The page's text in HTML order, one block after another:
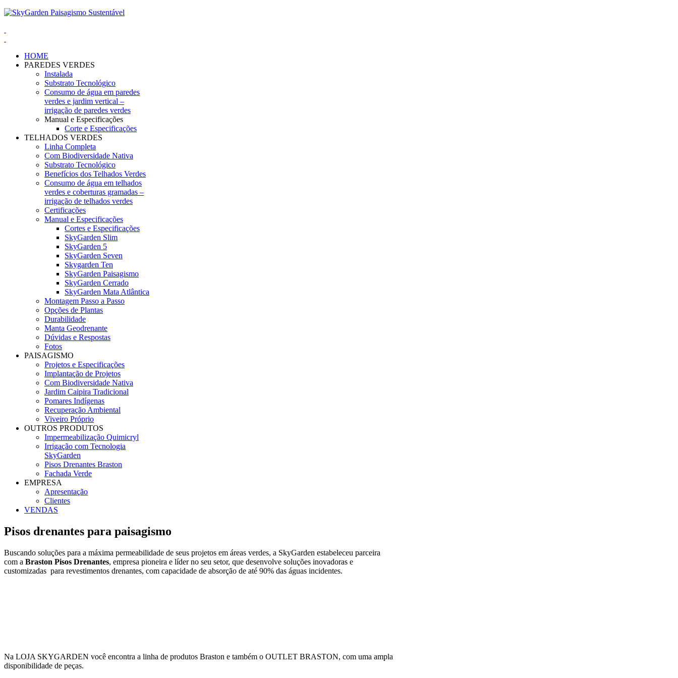
HOME
PAREDES VERDES
Instalada
Substrato Tecnológico
Consumo de água em paredes
verdes e jardim vertical –
irrigação de paredes verdes
Manual e Especificações
Corte e Especificações
TELHADOS VERDES
Linha Completa
Com Biodiversidade Nativa
Substrato Tecnológico
Benefícios dos Telhados Verdes
Consumo de água em telhados
verdes e coberturas gramadas –
irrigação de telhados verdes
Certificações
Manual e Especificações
Cortes e Especificações
SkyGarden Slim
SkyGarden 5
SkyGarden Seven
Skygarden Ten
SkyGarden Paisagismo
SkyGarden Cerrado
SkyGarden Mata Atlântica
Montagem Passo a Passo
Opções de Plantas
Durabilidade
Manta Geodrenante
Dúvidas e Respostas
Fotos
PAISAGISMO
Projetos e Especificações
Implantação de Projetos
Com Biodiversidade Nativa
Jardim Caipira Tradicional
Pomares Indígenas
Recuperação Ambiental
Viveiro Próprio
OUTROS PRODUTOS
Impermeabilização Quimicryl
Irrigação com Tecnologia
SkyGarden
Pisos Drenantes Braston
Fachada Verde
EMPRESA
Apresentação
Clientes
VENDAS
Pisos drenantes para paisagismo
Buscando soluções para a máxima permeabilidade de seus projetos em áreas verdes, a SkyGarden estabeleceu parceira
com a Braston Pisos Drenantes, empresa pioneira e líder no seu setor, que desenvolve soluções inovadoras e
customizadas para revestimentos drenantes, com capacidade de absorção de até 90% das águas incidentes.
Na LOJA SKYGARDEN você encontra a linha de produtos Braston e também o OUTLET BRASTON, com uma ampla
disponibilidade de peças.